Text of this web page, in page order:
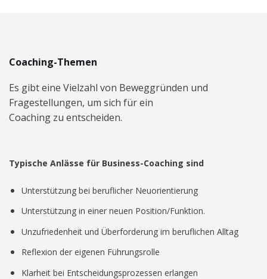
Coaching-Themen
Es gibt eine Vielzahl von Beweggründen und
Fragestellungen, um sich für ein
Coaching zu entscheiden.
Typische Anlässe für Business-Coaching sind
Unterstützung bei beruflicher Neuorientierung
Unterstützung in einer neuen Position/Funktion.
Unzufriedenheit und Überforderung im beruflichen Alltag
Reflexion der eigenen Führungsrolle
Klarheit bei Entscheidungsprozessen erlangen